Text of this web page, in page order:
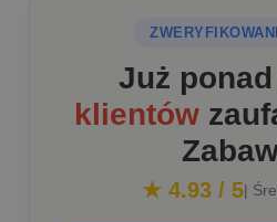
Już ponad
klientów
★ 4.93 / 5|